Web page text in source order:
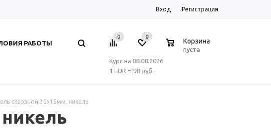
Вход Регистрация
РАБОТЫ
0 0
Корзина
пуста
Курс на 08.08.2026
1 EUR = 98 руб.
сквозной 30x15мм, никель